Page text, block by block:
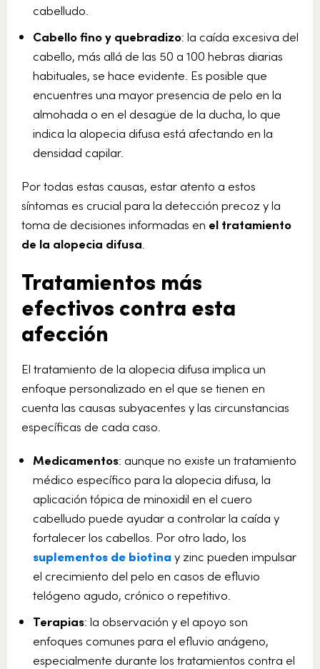
cabelludo.
Cabello fino y quebradizo: la caída excesiva del
cabello, más allá de las 50 a 100 hebras diarias
habituales, se hace evidente. Es posible que
encuentres una mayor presencia de pelo en la
almohada o en el desagüe de la ducha, lo que
indica la alopecia difusa está afectando en la
densidad capilar.
Por todas estas causas, estar atento a estos
síntomas es crucial para la detección precoz y la
toma de decisiones informadas en el tratamiento
de la alopecia difusa
Tratamientos más
efectivos contra esta
afección
El tratamiento de la alopecia difusa implica un
enfoque personalizado en el que se tienen en
cuenta las causas subyacentes y las circunstancias
específicas de cada caso.
Medicamentos: aunque no existe un tratamiento
médico específico para la alopecia difusa, la
aplicación tópica de minoxidil en el cuero
cabelludo puede ayudar a controlar la caída y
fortalecer los cabellos. Por otro lado, los
suplementos de biotina y zinc pueden impulsar
el crecimiento del pelo en casos de efluvio
telógeno agudo, crónico o repetitivo.
Terapias: la observación y el apoyo son
enfoques comunes para el efluvio anágeno,
especialmente durante los tratamientos contra el